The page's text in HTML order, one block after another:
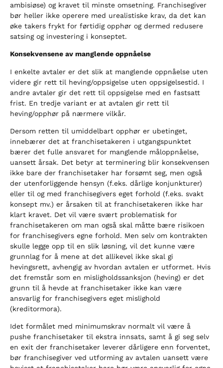
ambisiøse) og kravet til minste omsetning. Franchisegiver
bør heller ikke operere med urealistiske krav, da det kan
øke takers frykt for førtidig opphør og dermed redusere
satsing og investering i konseptet.
Konsekvensene av manglende oppnåelse
I enkelte avtaler er det slik at manglende oppnåelse uten
videre gir rett til heving/oppsigelse uten oppsigelsestid. I
andre avtaler gir det rett til oppsigelse med en fastsatt
frist. En tredje variant er at avtalen gir rett til
heving/opphør på nærmere vilkår.
Dersom retten til umiddelbart opphør er ubetinget,
innebærer det at franchisetakeren i utgangspunktet
bærer det fulle ansvaret for manglende måloppnåelse,
uansett årsak. Det betyr at terminering blir konsekvensen
ikke bare der franchisetaker har forsømt seg, men også
der utenforliggende hensyn (f.eks. dårlige konjunkturer)
eller til og med franchisegivers eget forhold (f.eks. svakt
konsept mv.) er årsaken til at franchisetakeren ikke har
klart kravet. Det vil være svært problematisk for
franchisetakeren om man også skal måtte bære risikoen
for franchisegivers egne forhold. Men selv om kontrakten
skulle legge opp til en slik løsning, vil det kunne være
grunnlag for å mene at det allikevel ikke skal gi
hevingsrett, avhengig av hvordan avtalen er utformet. Hvis
det fremstår som en misligholdssanksjon (heving) er det
grunn til å hevde at franchisetaker ikke kan være
ansvarlig for franchisegivers eget mislighold
(kreditormora).
Idet formålet med minimumskrav normalt vil være å
pushe franchisetaker til ekstra innsats, samt å gi seg selv
en exit der franchisetaker leverer dårligere enn forventet,
bør franchisegiver ved utforming av avtalen uansett være